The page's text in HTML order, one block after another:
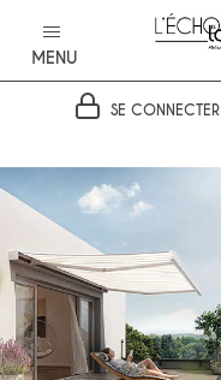
MENU
SE CONNECTER